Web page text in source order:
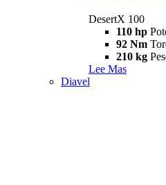
DesertX 100
110 hp
92 Nm
210 kg
Lee Mas
Diavel